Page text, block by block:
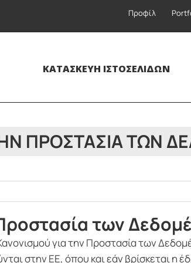
Προφίλ
ΚΑΤΑΣΚΕΥΉ ΙΣΤΟΣΕΛΊΔΩΝ
ΠΡΟΣΤΑΣΊΑ ΤΩΝ
των
για την Προστασία των
στην ΕΕ, όπου και εάν βρίσκεται η